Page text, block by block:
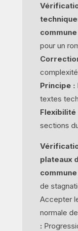
commune
pour un
Principe :
textes
Flexibilité
sections
plateaux
commune
de
Accepter
normale
: